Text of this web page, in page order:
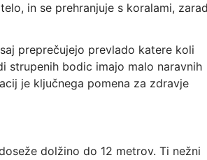
in se prehranjuje s koralami,
preprečujejo prevlado katere koli
strupenih bodic imajo malo naravnih
je ključnega pomena za zdravje
dolžino do 12 metrov. Ti nežni